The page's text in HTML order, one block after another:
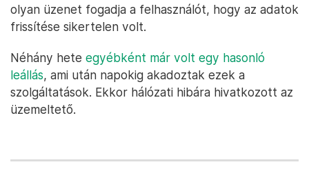
olyan üzenet fogadja a felhasználót, hogy az adatok
frissítése sikertelen volt.
Néhány hete egyébként már volt egy hasonló
leállás, ami után napokig akadoztak ezek a
szolgáltatások. Ekkor hálózati hibára hivatkozott az
üzemeltető.